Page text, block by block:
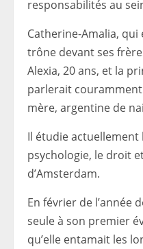
responsabilités au
Catherine-Amalia,
trône devant ses
Alexia, 20 ans, et la
parlerait couramment
mère, argentine de
Il étudie actuellement
psychologie, le droit
d’Amsterdam.
En février de l’année
seule à son premier
qu’elle entamait les